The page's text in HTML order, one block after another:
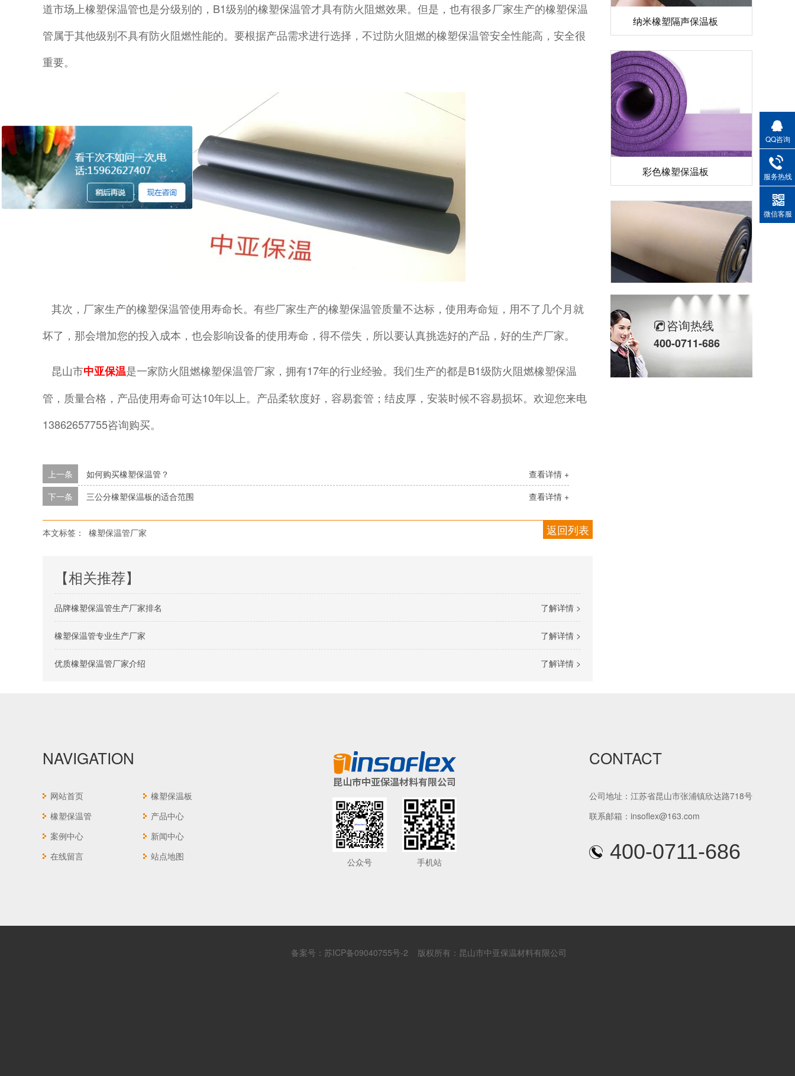
道市场上橡塑保温管也是分级别的，B1级别的橡塑保温管才具有防火阻燃效果。但是，也有很多厂家生产的橡塑保温
管属于其他级别不具有防火阻燃性能的。要根据产品需求进行选择，不过防火阻燃的橡塑保温管安全性能高，安全很
重要。
其次，厂家生产的橡塑保温管使用寿命长。有些厂家生产的橡塑保温管质量不达标，使用寿命短，用不了几个月就
坏了，那会增加您的投入成本，也会影响设备的使用寿命，得不偿失，所以要认真挑选好的产品，好的生产厂家。
昆山市中亚保温是一家防火阻燃橡塑保温管厂家，拥有17年的行业经验。我们生产的都是B1级防火阻燃橡塑保温
管，质量合格，产品使用寿命可达10年以上。产品柔软度好，容易套管；结皮厚，安装时候不容易损坏。欢迎您来电
13862657755咨询购买。
查看详情 +
上一条
如何购买橡塑保温管？
查看详情 +
下一条 三公分橡塑保温板的适合范围
返回列表
本文标签： 橡塑保温管厂家
【相关推荐】
了解详情 >
品牌橡塑保温管生产厂家排名
了解详情 >
橡塑保温管专业生产厂家
了解详情 >
优质橡塑保温管厂家介绍
自粘橡塑保温板
彩色橡塑保温管
咨询热线
400-0711-686
NAVIGATION
网站首页
橡塑保温板
橡塑保温管
产品中心
案例中心
新闻中心
在线留言
站点地图 公众号 手机站
CONTACT
公司地址：江苏省昆山市张浦镇欣达路718号
联系邮箱：insoflex@163.com
400-0711-686
备案号： 苏ICP备09040755号-2 版权所有：昆山市中亚保温材料有限公司
QQ咨询
服务热线
微信客服